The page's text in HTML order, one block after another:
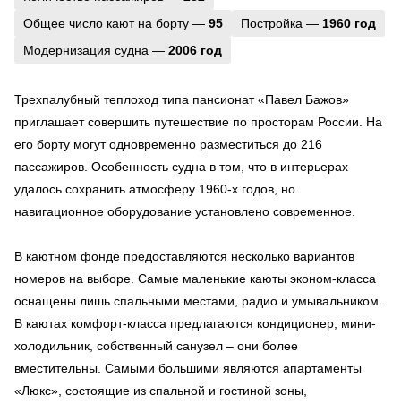
Общее число кают на борту — 95 Постройка — 1960 год
Модернизация судна — 2006 год
Трехпалубный теплоход типа пансионат «Павел Бажов»
приглашает совершить путешествие по просторам России. На
его борту могут одновременно разместиться до 216
пассажиров. Особенность судна в том, что в интерьерах
удалось сохранить атмосферу 1960-х годов, но
навигационное оборудование установлено современное.
В каютном фонде предоставляются несколько вариантов
номеров на выборе. Самые маленькие каюты эконом-класса
оснащены лишь спальными местами, радио и умывальником.
В каютах комфорт-класса предлагаются кондиционер, мини-
холодильник, собственный санузел – они более
вместительны. Самыми большими являются апартаменты
«Люкс», состоящие из спальной и гостиной зоны,